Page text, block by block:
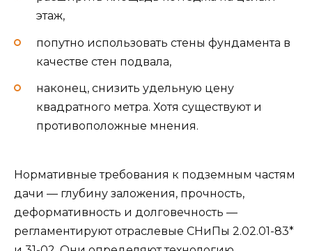
этаж,
попутно использовать стены фундамента в
качестве стен подвала,
наконец, снизить удельную цену
квадратного метра. Хотя существуют и
противоположные мнения.
Нормативные требования к подземным частям
дачи — глубину заложения, прочность,
деформативность и долговечность —
регламентируют отраслевые СНиПы 2.02.01-83*